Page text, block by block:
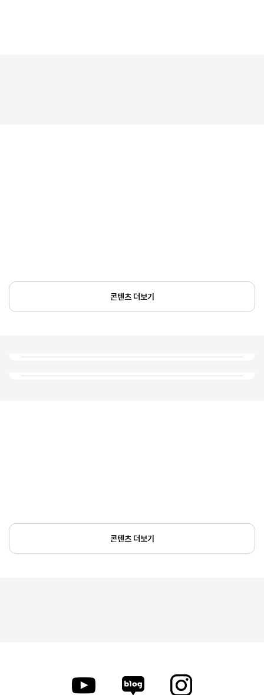
콘텐츠 더보기
콘텐츠 더보기